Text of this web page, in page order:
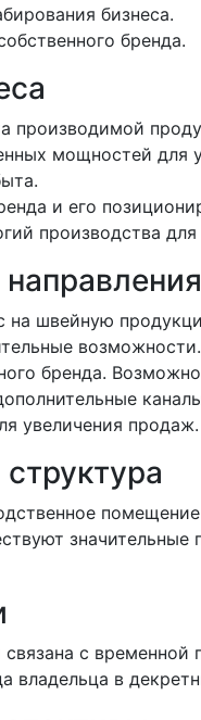
бизнеса.
бренда.
производимой
мощностей для
и его
производства
на швейную
бренда.
увеличения продаж.
значительные
с временной
владельца в